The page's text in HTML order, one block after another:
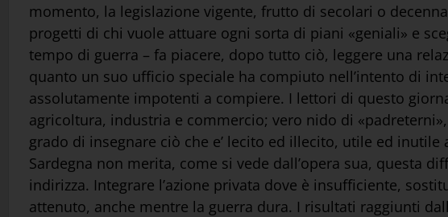
momento, la legislazione vigente, frutto di secolari o
progetti di chi vuole attuare ogni sorta di piani «geniali» e
tempo di guerra – fa piacere, dopo tutto ciò, leggere una
quanto un suo ufficio speciale ha compiuto nell’intento di
assolutamente impotenti a compiere. I lettori di questo
agricoltura, industria e commercio; vero nido di
grado di insegnare ciò che e’ lecito ed illecito, utile ed
Sardegna non merita, come si vede dall’opera sua, questa
indirizza. Integrare l’azione privata dove è insufficiente,
attenuto, anche mentre la guerra dura. I risultati raggiunti